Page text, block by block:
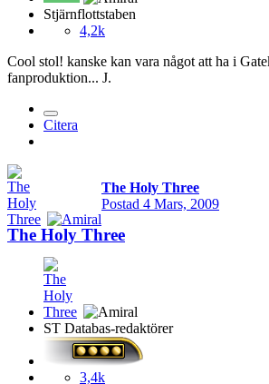
Stjärnflottstaben
4,2k
Cool stol! kanske kan vara något att ha i
fanproduktion... J.
Citera
The Holy Three
Postad 4 Mars, 2009
The Holy Three
ST Databas-redaktörer
3,4k